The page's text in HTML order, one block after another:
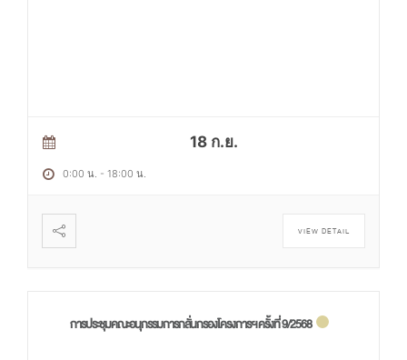
18 ก.ย.
0:00 น. - 18:00 น.
VIEW DETAIL
การประชุมคณะอนุกรรมการกลั่นกรองโครงการฯ ครั้งที่ 9/2568